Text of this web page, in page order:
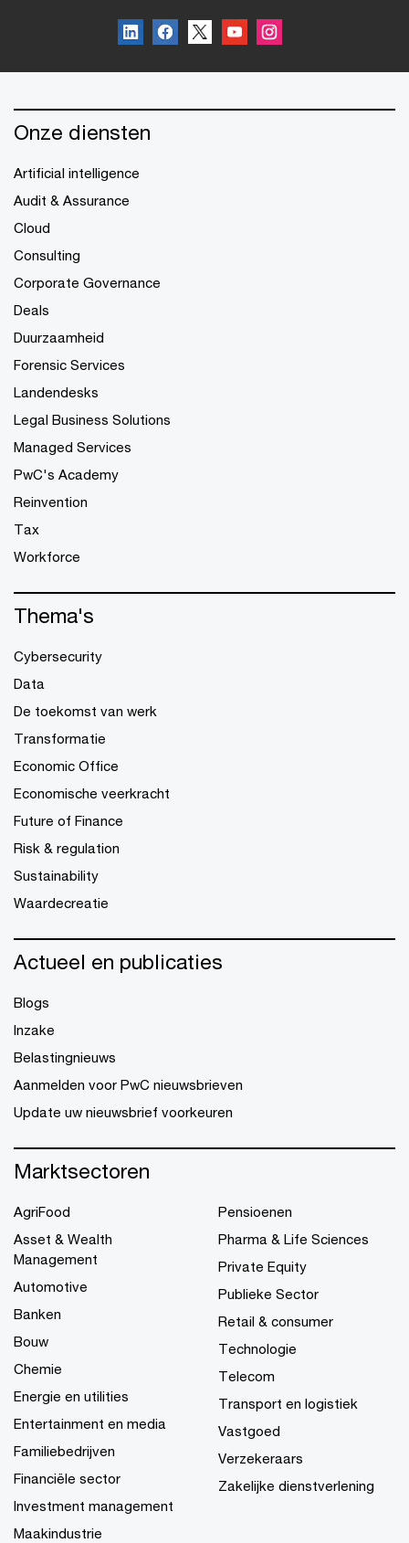
Onze diensten
Artificial intelligence
Audit & Assurance
Cloud
Consulting
Corporate Governance
Deals
Duurzaamheid
Forensic Services
Landendesks
Legal Business Solutions
Managed Services
PwC's Academy
Reinvention
Tax
Workforce
Thema's
Cybersecurity
Data
De toekomst van werk
Transformatie
Economic Office
Economische veerkracht
Future of Finance
Risk & regulation
Sustainability
Waardecreatie
Actueel en publicaties
Blogs
Inzake
Belastingnieuws
Aanmelden voor PwC nieuwsbrieven
Update uw nieuwsbrief voorkeuren
Marktsectoren
AgriFood
Asset & Wealth
Management
Automotive
Banken
Bouw
Chemie
Energie en utilities
Entertainment en media
Familiebedrijven
Financiële sector
Investment management
Maakindustrie
Pensioenen
Pharma & Life Sciences
Private Equity
Publieke Sector
Retail & consumer
Technologie
Telecom
Transport en logistiek
Vastgoed
Verzekeraars
Zakelijke dienstverlening